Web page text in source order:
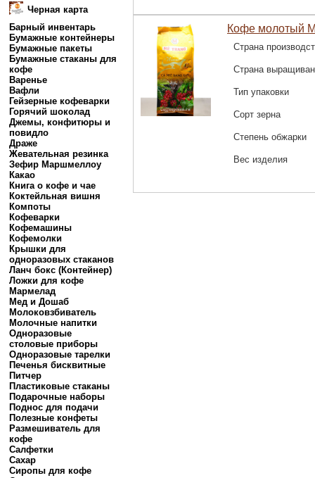
Черная карта
Барный инвентарь
Бумажные контейнеры
Бумажные пакеты
Бумажные стаканы для
кофе
Варенье
Вафли
Гейзерные кофеварки
Горячий шоколад
Джемы, конфитюры и
повидло
Драже
Жевательная резинка
Зефир Маршмеллоу
Какао
Книга о кофе и чае
Коктейльная вишня
Компоты
Кофеварки
Кофемашины
Кофемолки
Крышки для
одноразовых стаканов
Ланч бокс (Контейнер)
Ложки для кофе
Мармелад
Мед и Дошаб
Молоковзбиватель
Молочные напитки
Одноразовые
столовые приборы
Одноразовые тарелки
Печенья бисквитные
Питчер
Пластиковые стаканы
Подарочные наборы
Поднос для подачи
Полезные конфеты
Размешиватель для
кофе
Салфетки
Сахар
Сиропы для кофе
Кофе молотый
Страна
Страна
Тип упаковки
Сорт зерна
Степень обжарки
Вес изделия